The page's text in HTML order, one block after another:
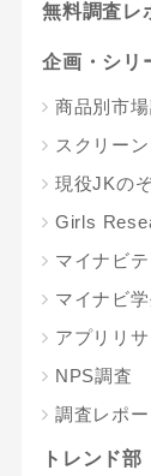
無料調査レ
企画・シリ
商品別市
スクリー
現役JKの
Girls
マイナビ
マイナビ
アプリリ
NPS調査
調査レポー
トレンド部